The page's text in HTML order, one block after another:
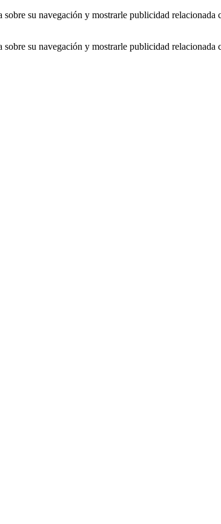
su navegación y mostrarle publicidad relacionada
su navegación y mostrarle publicidad relacionada